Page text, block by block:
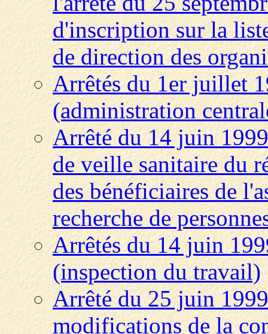
d'inscription sur la
de direction des
Arrêtés du 1er juillet
(administration
Arrêté du 14 juin
de veille sanitaire du
des bénéficiaires de
recherche de
Arrêtés du 14 juin
(inspection du travail)
Arrêté du 25 juin
modifications de la